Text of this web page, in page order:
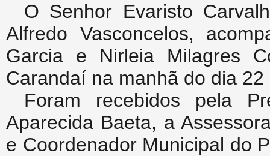
O Senhor Evaristo
Alfredo Vasconcelos,
Garcia e Nirleia Milagres
Carandaí na manhã do dia 22
Foram recebidos pela
Aparecida Baeta, a
e Coordenador Municipal do